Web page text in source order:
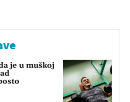
je u muškoj